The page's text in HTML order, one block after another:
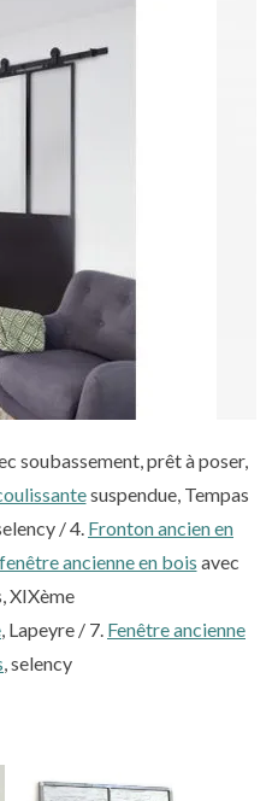
soubassement, prêt à poser,
suspendue, Tempas
/ 4. Fronton ancien en
ancienne en bois avec
XIXème
, Lapeyre / 7. Fenêtre ancienne
, selency